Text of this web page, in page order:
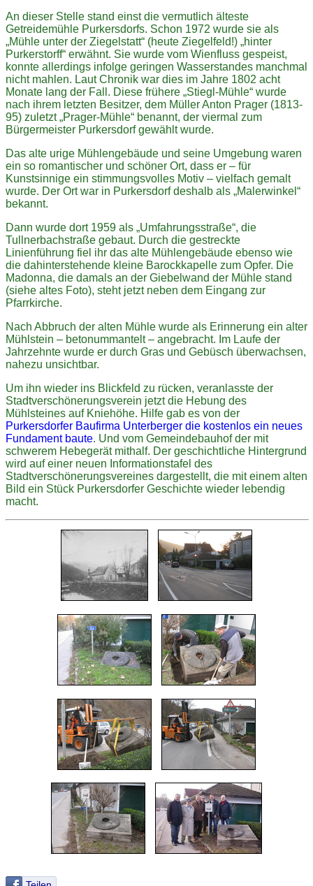
An dieser Stelle stand einst die vermutlich älteste
Getreidemühle Purkersdorfs. Schon 1972 wurde sie als
„Mühle unter der Ziegelstatt“ (heute Ziegelfeld!) „hinter
Purkerstorff“ erwähnt. Sie wurde vom Wienfluss gespeist,
konnte allerdings infolge geringen Wasserstandes manchmal
nicht mahlen. Laut Chronik war dies im Jahre 1802 acht
Monate lang der Fall. Diese frühere „Stiegl-Mühle“ wurde
nach ihrem letzten Besitzer, dem Müller Anton Prager (1813-
95) zuletzt „Prager-Mühle“ benannt, der viermal zum
Bürgermeister Purkersdorf gewählt wurde.
Das alte urige Mühlengebäude und seine Umgebung waren
ein so romantischer und schöner Ort, dass er – für
Kunstsinnige ein stimmungsvolles Motiv – vielfach gemalt
wurde. Der Ort war in Purkersdorf deshalb als „Malerwinkel“
bekannt.
Dann wurde dort 1959 als „Umfahrungsstraße“, die
Tullnerbachstraße gebaut. Durch die gestreckte
Linienführung fiel ihr das alte Mühlengebäude ebenso wie
die dahinterstehende kleine Barockkapelle zum Opfer. Die
Madonna, die damals an der Giebelwand der Mühle stand
(siehe altes Foto), steht jetzt neben dem Eingang zur
Pfarrkirche.
Nach Abbruch der alten Mühle wurde als Erinnerung ein alter
Mühlstein – betonummantelt – angebracht. Im Laufe der
Jahrzehnte wurde er durch Gras und Gebüsch überwachsen,
nahezu unsichtbar.
Um ihn wieder ins Blickfeld zu rücken, veranlasste der
Stadtverschönerungsverein jetzt die Hebung des
Mühlsteines auf Kniehöhe. Hilfe gab es von der
Purkersdorfer Baufirma Unterberger die kostenlos ein neues
Fundament baute. Und vom Gemeindebauhof der mit
schwerem Hebegerät mithalf. Der geschichtliche Hintergrund
wird auf einer neuen Informationstafel des
Stadtverschönerungsvereines dargestellt, die mit einem alten
Bild ein Stück Purkersdorfer Geschichte wieder lebendig
macht.